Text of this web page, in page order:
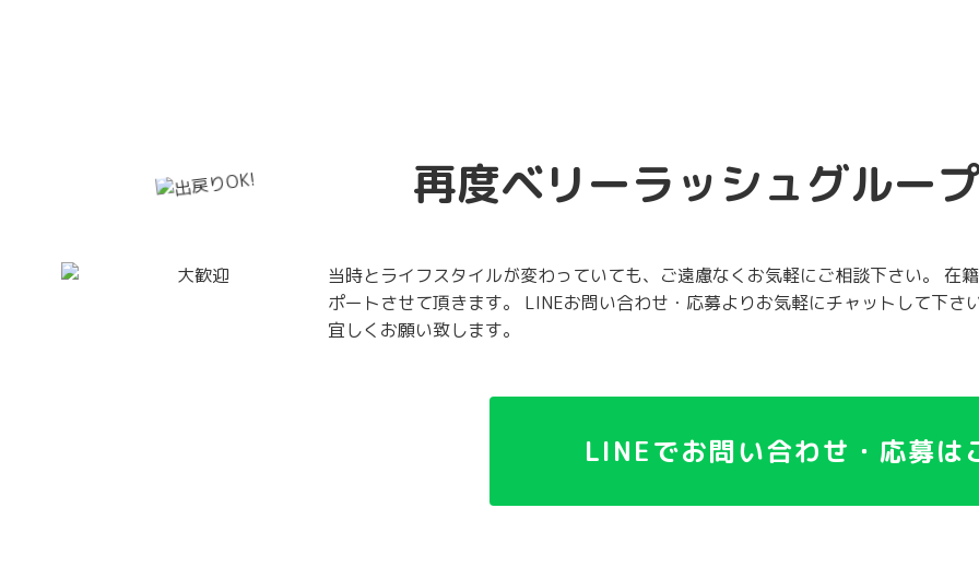
再度ベリーラッシュグルー
当時とライフスタイルが変わっていても、ご遠慮なくお気軽にご相談下さい。 在
ポートさせて頂きます。 LINEお問い合わせ・応募よりお気軽にチャットして下さ
宜しくお願い致します。
LINEでお問い合わせ・応募は